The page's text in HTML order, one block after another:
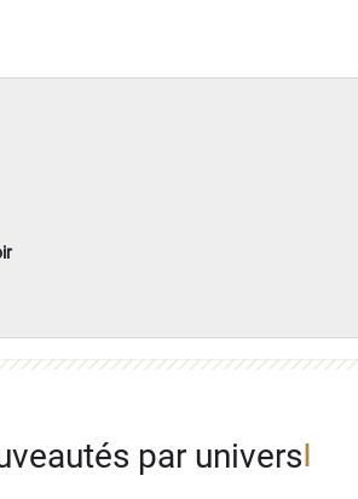
par univers